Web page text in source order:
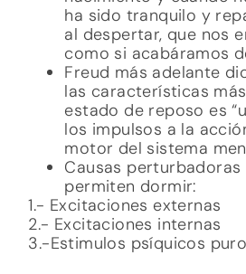
ha sido tranquilo y
al despertar, que nos
como si acabáramos
Freud más adelante
las características
estado de reposo es
los impulsos a la
motor del sistema
Causas perturbadoras
permiten dormir:
1.- Excitaciones externas
2.- Excitaciones internas
3.-Estimulos psíquicos